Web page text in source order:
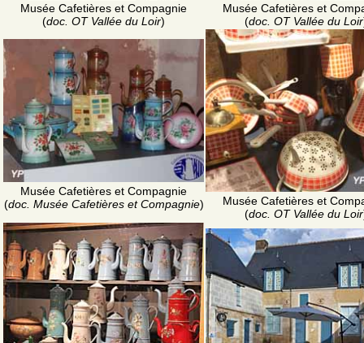
Musée Cafetières et Compagnie
(doc. OT Vallée du Loir)
Musée Cafetières et
(doc. OT Vallée du Loir
Musée Cafetières et Compagnie
(doc. Musée Cafetières et Compagnie)
Musée Cafetières et
(doc. OT Vallée du Loir